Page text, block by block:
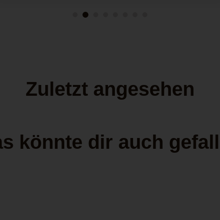
Zuletzt angesehen
könnte dir auch